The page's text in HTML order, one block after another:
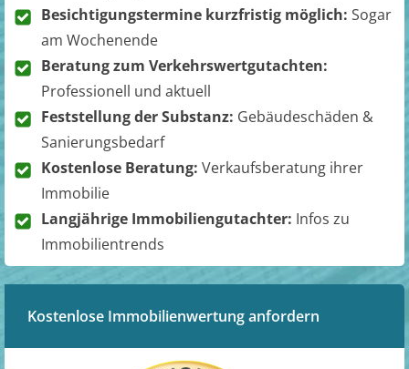
Besichtigungstermine kurzfristig möglich: Sogar
am Wochenende
Beratung zum Verkehrswertgutachten:
Professionell und aktuell
Feststellung der Substanz: Gebäudeschäden &
Sanierungsbedarf
Kostenlose Beratung: Verkaufsberatung ihrer
Immobilie
Langjährige Immobiliengutachter: Infos zu
Immobilientrends
Kostenlose Immobilienwertung anfordern